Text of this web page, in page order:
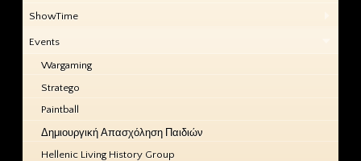
ShowTime
Events
Wargaming
Stratego
Paintball
Δημιουργική Απασχόληση Παιδιών
Hellenic Living History Group